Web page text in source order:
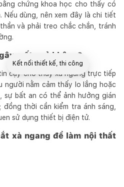
chứng khoa học cho thấy có
dùng, nên xem đây là chi tiết
và phải treo chắc chắn, tránh
mất ngủ không?
cậy cho thấy xà ngang trực tiếp
người nằm cảm thấy lo lắng hoặc
sự bất an có thể ảnh hưởng gián
thời cần kiểm tra ánh sáng,
sử dụng thiết bị điện tử.
xà ngang để làm nội thất
đục hoặc cắt dầm chịu lực.
hưởng đến cốt thép, tiết diện
Kết nối thiết kế, thi công
Mua sắm hoàn thiện nhà